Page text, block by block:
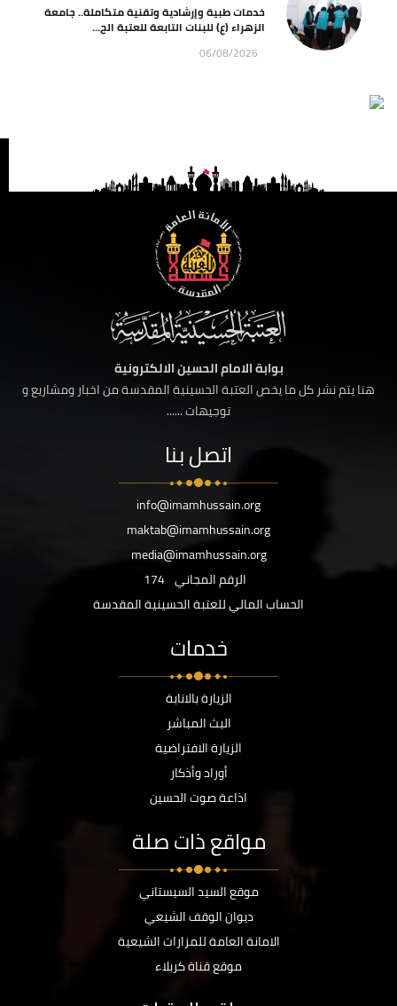
خدمات طبية وإرشادية وتقنية متكاملة.. جامعة
الزهراء (ع) للبنات التابعة للعتبة الح...
06/08/2026
بوابة الامام الحسين الالكترونية
هنا يتم نشر كل ما يخص العتبة الحسينية المقدسة من اخبار ومشاريع و
توجيهات ......
اتصل بنا
info@imamhussain.org
maktab@imamhussain.org
media@imamhussain.org
الرقم المجاني 174
الحساب المالي للعتبة الحسينية المقدسة
خدمات
الزيارة بالانابة
البث المباشر
الزيارة الافتراضية
أوراد وأذكار
اذاعة صوت الحسين
مواقع ذات صلة
موقع السيد السيستاني
ديوان الوقف الشيعي
الامانة العامة للمزارات الشيعية
موقع قناة كربلاء